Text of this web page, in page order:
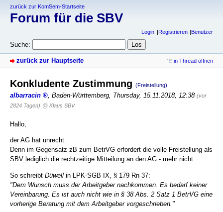
zurück zur KomSem-Startseite
Forum für die SBV
Login Registrieren Benutzer
Suche:
zurück zur Hauptseite in Thread öffnen
Konkludente Zustimmung (Freistellung)
albarracin , Baden-Württemberg, Thursday, 15.11.2018, 12:38 (vor
2824 Tagen) @ Klaus SBV
Hallo,
der AG hat unrecht.
Denn im Gegensatz zB zum BetrVG erfordert die volle Freistellung als
SBV lediglich die rechtzeitige Mitteilung an den AG - mehr nicht.
So schreibt Düwell in LPK-SGB IX, § 179 Rn 37:
"Dem Wunsch muss der Arbeitgeber nachkommen. Es bedarf keiner
Vereinbarung. Es ist auch nicht wie in § 38 Abs. 2 Satz 1 BetrVG eine
vorherige Beratung mit dem Arbeitgeber vorgeschrieben."